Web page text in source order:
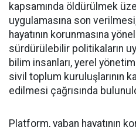
kapsamında öldürülmek
uygulamasına son
hayatının korunmasına
sürdürülebilir politikaların
bilim insanları, yerel
sivil toplum kuruluşlarının
edilmesi çağrısında
Platform, yaban hayatının